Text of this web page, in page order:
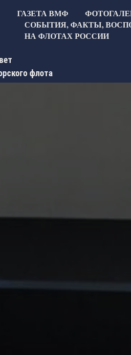
ГАЗЕТА ВМФ
СОБЫТИЯ, ФАКТЫ,
НА ФЛОТАХ РОССИИ
флота